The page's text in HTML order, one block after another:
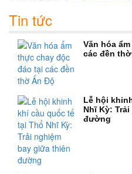
Tin tức
Văn hóa
các đền
Lễ hội
Nhĩ Kỳ:
đường